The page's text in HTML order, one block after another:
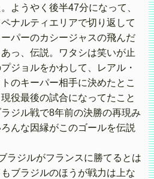
ようやく後半47分になって、
ナルティエリアで切り返して
パーのカシージャスの飛んだ
っ、伝説。ワタシは笑いが止
ジョルをかわして、レアル・
のキーパー相手に決めたとこ
役最後の試合になってたこと
ジル戦で8年前の決勝の再現み
んな因縁がこのゴールを伝説
ラジルがフランスに勝てるとは
ブラジルのほうが戦力は上な